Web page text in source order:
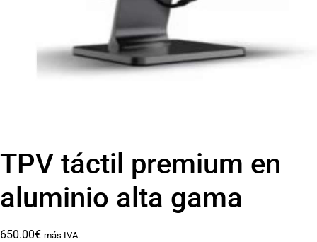
TPV táctil premium en
aluminio alta gama
650.00€ más IVA.